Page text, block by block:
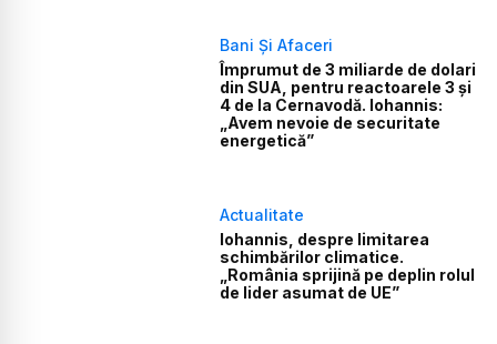
Bani Și Afaceri
Împrumut de 3 miliarde de dolari
din SUA, pentru reactoarele 3 și
4 de la Cernavodă. Iohannis:
„Avem nevoie de securitate
energetică”
Actualitate
Iohannis, despre limitarea
schimbărilor climatice.
„România sprijină pe deplin rolul
de lider asumat de UE”